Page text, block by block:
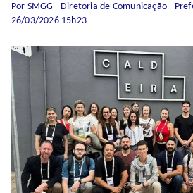
Por SMGG - Diretoria de Comunicação -
26/03/2026 15h23